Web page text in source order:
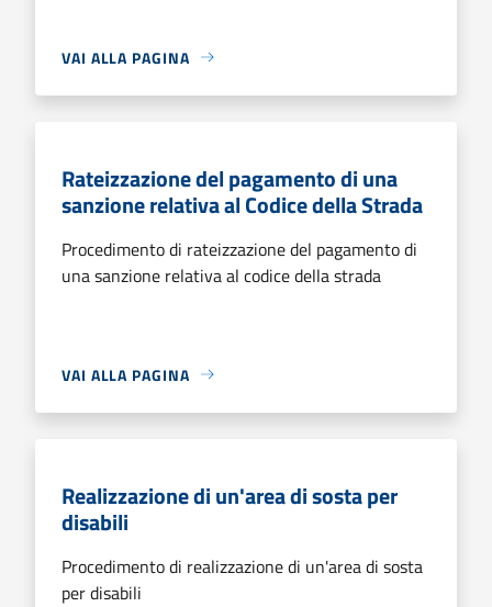
VAI ALLA PAGINA
Rateizzazione del pagamento di una
sanzione relativa al Codice della Strada
Procedimento di rateizzazione del pagamento di
una sanzione relativa al codice della strada
VAI ALLA PAGINA
Realizzazione di un'area di sosta per
disabili
Procedimento di realizzazione di un'area di sosta
per disabili